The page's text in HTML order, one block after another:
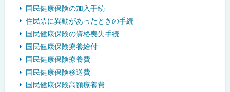
国民健康保険の加入手続
住民票に異動があったときの手続
国民健康保険の資格喪失手続
国民健康保険療養給付
国民健康保険療養費
国民健康保険移送費
国民健康保険高額療養費